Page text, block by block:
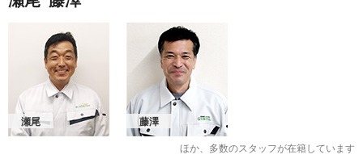
瀬尾 藤澤
ほか、多数のスタッフが在籍しています